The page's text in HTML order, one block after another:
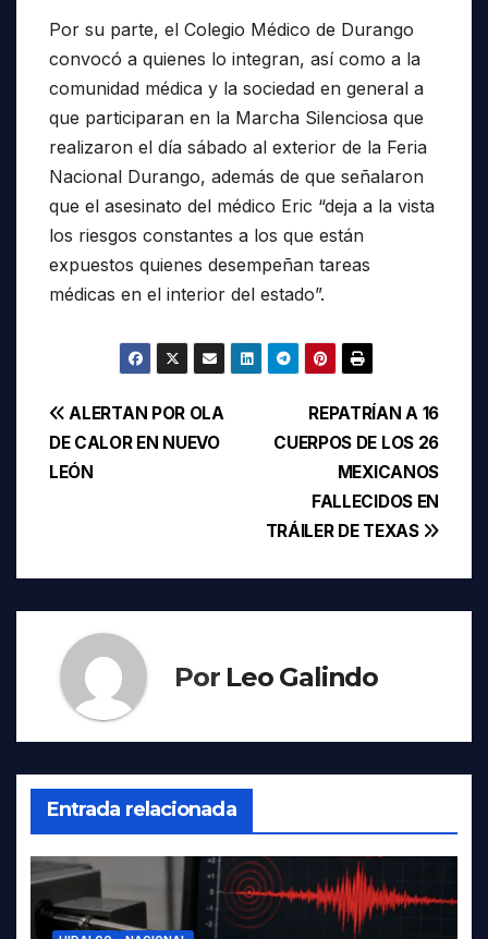
Por su parte, el Colegio Médico de Durango
convocó a quienes lo integran, así como a la
comunidad médica y la sociedad en general a
que participaran en la Marcha Silenciosa que
realizaron el día sábado al exterior de la Feria
Nacional Durango, además de que señalaron
que el asesinato del médico Eric “deja a la vista
los riesgos constantes a los que están
expuestos quienes desempeñan tareas
médicas en el interior del estado”.
Navegación
de
REPATRÍAN A 16
CUERPOS DE LOS 26
MEXICANOS
FALLECIDOS EN
TRÁILER DE TEXAS
ALERTAN POR OLA
DE CALOR EN NUEVO
LEÓN
Por Leo Galindo
Entrada relacionada